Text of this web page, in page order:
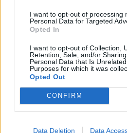
I want to opt-out of processing
Personal Data for Targeted
Opted In
I want to opt-out of Collection,
Retention, Sale, and/or
Personal Data that Is
Purposes for which it was
Opted Out
CONFIRM
Data Deletion Data
ΙΣΙΔΩΡΟΣ ΜΑΔΗΣ